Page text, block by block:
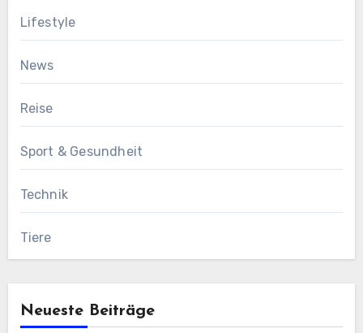
Lifestyle
News
Reise
Sport & Gesundheit
Technik
Tiere
Neueste Beiträge